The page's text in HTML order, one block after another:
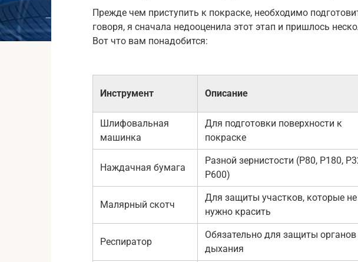
Прежде чем приступить к покраске, необходимо
говоря, я сначала недооценила этот этап и пришлось
Вот что вам понадобится:
Инструмент Описание
Шлифовальная
машинка
Для подготовки поверхности к
покраске
Наждачная бумага
Разной зернистости (P80, P180,
P600)
Малярный скотч
Для защиты участков, которые не
нужно красить
Респиратор
Обязательно для защиты органов
дыхания